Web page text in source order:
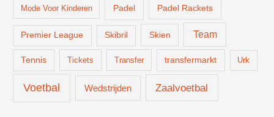
Mode Voor Kinderen Padel Padel Rackets
Premier League Skibril Skien Team
Tennis Tickets Transfer transfermarkt Urk
Voetbal Wedstrijden Zaalvoetbal